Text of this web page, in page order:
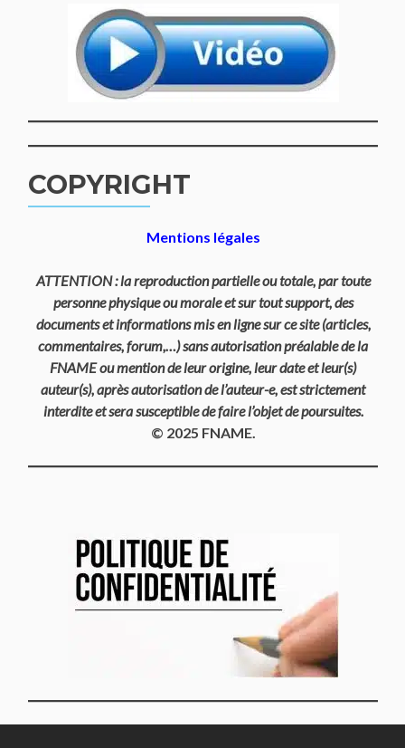
COPYRIGHT
Mentions légales
ATTENTION : la reproduction partielle ou totale, par toute
personne physique ou morale et sur tout support, des
documents et informations mis en ligne sur ce site (articles,
commentaires, forum,…) sans autorisation préalable de la
FNAME ou mention de leur origine, leur date et leur(s)
auteur(s), après autorisation de l’auteur-e, est strictement
interdite et sera susceptible de faire l’objet de poursuites.
© 2025 FNAME.